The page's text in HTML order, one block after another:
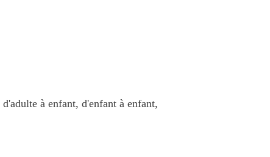
à enfant, d'enfant à enfant,